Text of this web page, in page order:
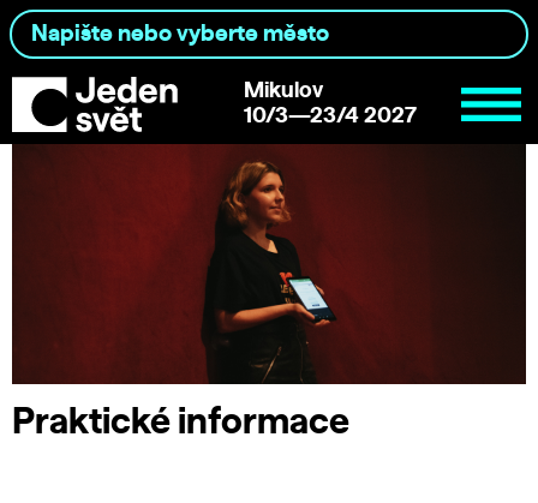
Mikulov
10/3—23/4 2027
Praktické informace